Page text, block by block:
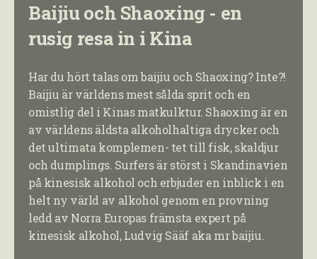
Baijiu och Shaoxing - en
rusig resa in i Kina
Har du hört talas om baijiu och Shaoxing? Inte?!
Baijiu är världens mest sålda sprit och en
omistlig del i Kinas matkulktur. Shaoxing är en
av världens äldsta alkoholhaltiga drycker och
det ultimata komplemen- tet till fisk, skaldjur
och dumplings. Surfers är störst i Skandinavien
på kinesisk alkohol och erbjuder en inblick i en
helt ny värld av alkohol genom en provning
ledd av Norra Europas främsta expert på
kinesisk alkohol, Ludvig Sääf aka mr baijiu.